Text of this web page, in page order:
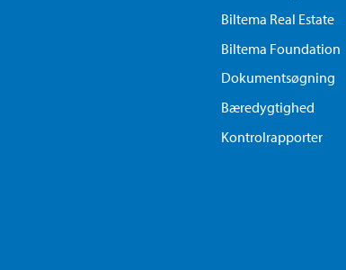
Biltema Real Estate
Biltema Foundation
Dokumentsøgning
Bæredygtighed
Kontrolrapporter